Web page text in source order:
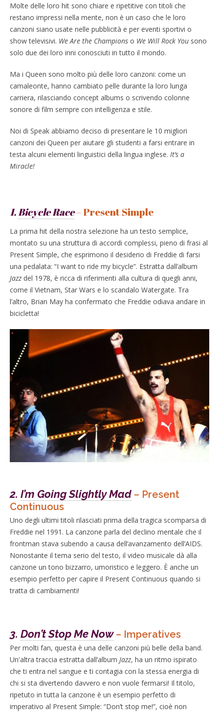
Molte delle loro hit sono chiare e ripetitive con titoli che
restano impressi nella mente, non è un caso che le loro
canzoni siano usate nelle pubblicità e per eventi sportivi o
show televisivi. We Are the Champions o We Will Rock You sono
solo due dei loro inni conosciuti in tutto il mondo.
Ma i Queen sono molto più delle loro canzoni: come un
camaleonte, hanno cambiato pelle durante la loro lunga
carriera, rilasciando concept albums o scrivendo colonne
sonore di film sempre con intelligenza e stile.
Noi di Speak abbiamo deciso di presentare le 10 migliori
canzoni dei Queen per aiutare gli studenti a farsi entrare in
testa alcuni elementi linguistici della lingua inglese. It’s a
Miracle!
1.Bicycle Race– Present Simple
La prima hit della nostra selezione ha un testo semplice,
montato su una struttura di accordi complessi, pieno di frasi al
Present Simple, che esprimono il desiderio di Freddie di farsi
una pedalata: “I want to ride my bicycle”. Estratta dall’album
Jazz del 1978, è ricca di riferimenti alla cultura di quegli anni,
come il Vietnam, Star Wars e lo scandalo Watergate. Tra
l’altro, Brian May ha confermato che Freddie odiava andare in
bicicletta!
2. I’m Going Slightly Mad – Present
Continuous
Uno degli ultimi titoli rilasciati prima della tragica scomparsa di
Freddie nel 1991. La canzone parla del declino mentale che il
frontman stava subendo a causa dell’avanzamento dell’AIDS.
Nonostante il tema serio del testo, il video musicale dà alla
canzone un tono bizzarro, umoristico e leggero. È anche un
esempio perfetto per capire il Present Continuous quando si
tratta di cambiamenti!
3. Don’t Stop Me Now – Imperatives
Per molti fan, questa è una delle canzoni più belle della band.
Un'altra traccia estratta dall’album Jazz, ha un ritmo ispirato
che ti entra nel sangue e ti contagia con la stessa energia di
chi si sta divertendo davvero e non vuole fermarsi! Il titolo,
ripetuto in tutta la canzone è un esempio perfetto di
imperativo al Present Simple: “Don’t stop me!”, cioè non